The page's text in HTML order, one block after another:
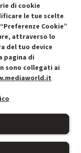
dal contratto qui
di cookie
le tue scelte
Cookie”
attraverso lo
del tuo device
pagina di
sono collegati ai